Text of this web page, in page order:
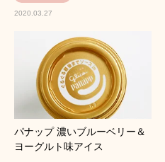
2020.03.27
パナップ 濃いブルーベリー＆
ヨーグルト味アイス